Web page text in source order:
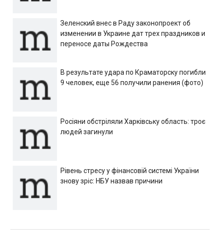
Зеленский внес в Раду законопроект об
изменении в Украине дат трех праздников и
переносе даты Рождества
В результате удара по Краматорску погибли
9 человек, еще 56 получили ранения (фото)
Росіяни обстріляли Харківську область: троє
людей загинули
Рівень стресу у фінансовій системі України
знову зріс: НБУ назвав причини